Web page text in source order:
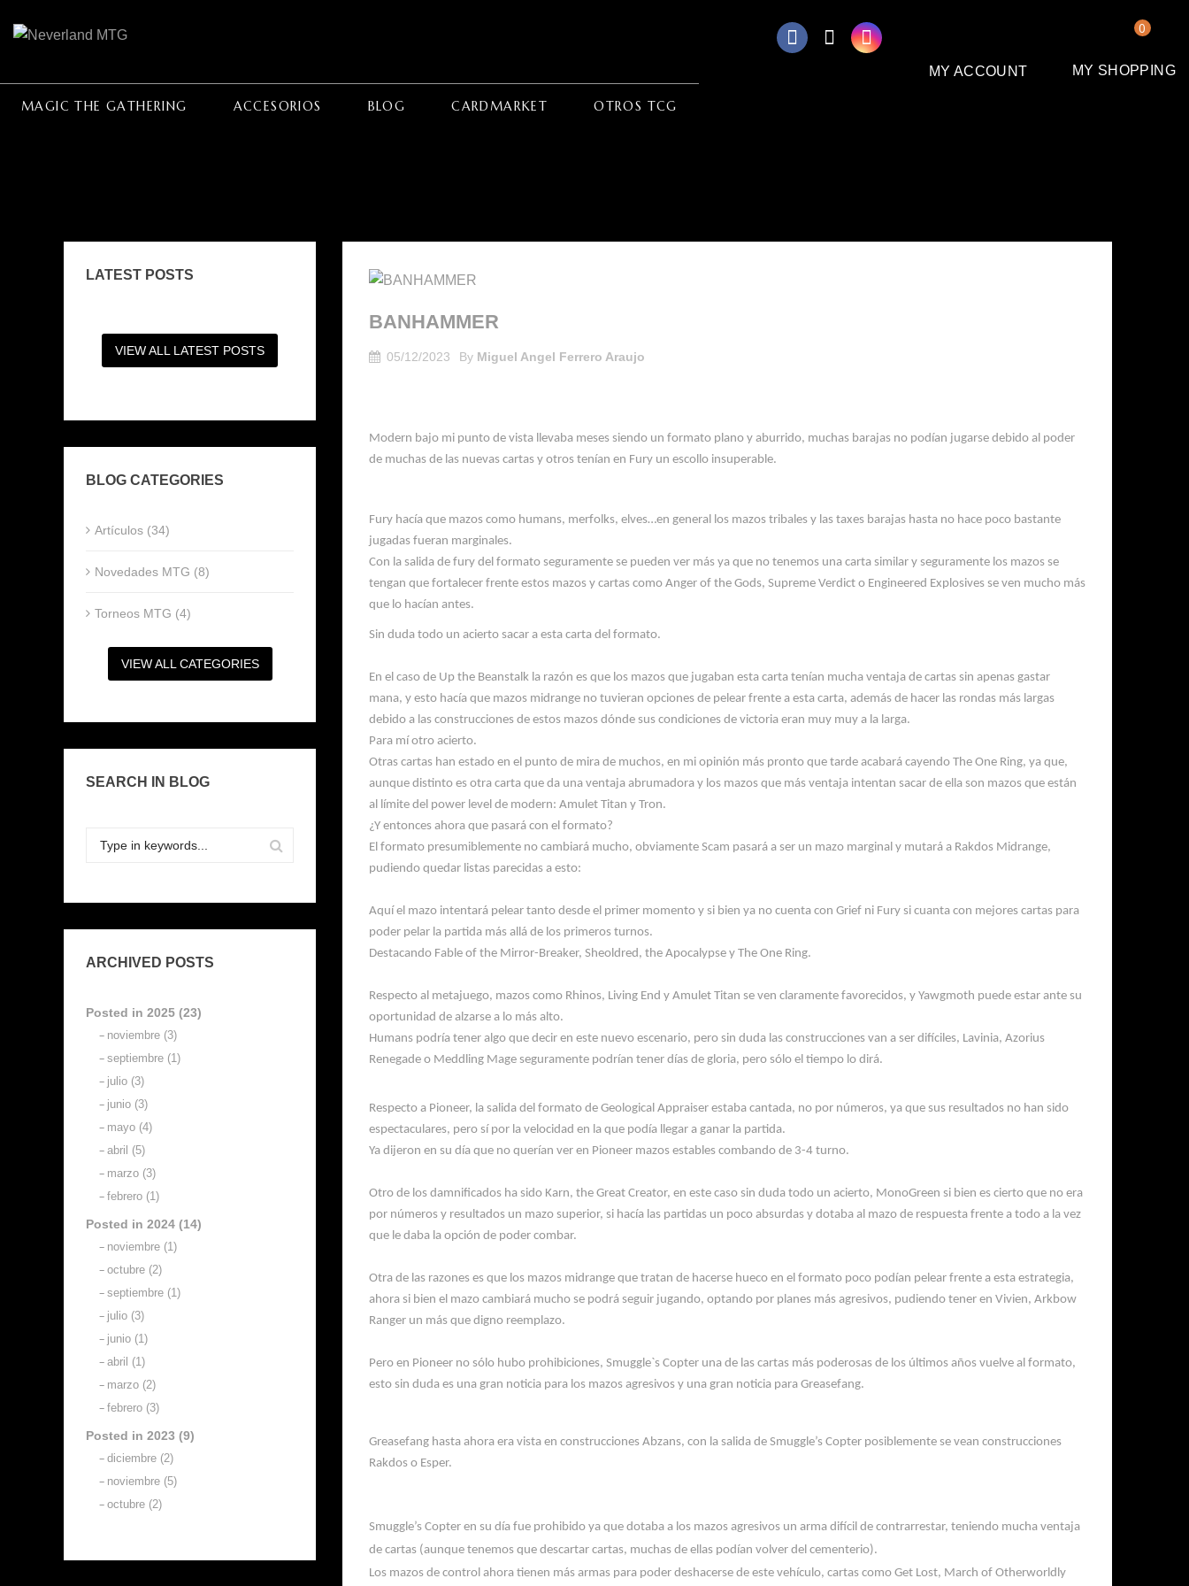
MY SHOPPING
0
MY ACCOUNT
MAGIC THE GATHERING ACCESORIOS BLOG CARDMARKET OTROS TCG
LATEST POSTS
VIEW ALL LATEST POSTS
BLOG CATEGORIES
Artículos (34)
Novedades MTG (8)
Torneos MTG (4)
VIEW ALL CATEGORIES
SEARCH IN BLOG
ARCHIVED POSTS
Posted in 2025 (23)
noviembre (3)
septiembre (1)
julio (3)
junio (3)
mayo (4)
abril (5)
marzo (3)
febrero (1)
Posted in 2024 (14)
noviembre (1)
octubre (2)
septiembre (1)
julio (3)
junio (1)
abril (1)
marzo (2)
febrero (3)
Posted in 2023 (9)
diciembre (2)
noviembre (5)
octubre (2)
BANHAMMER
05/12/2023 By Miguel Angel Ferrero Araujo
Modern bajo mi punto de vista llevaba meses siendo un formato plano y aburrido, muchas barajas no podían jugarse debido al poder
de muchas de las nuevas cartas y otros tenían en Fury un escollo insuperable.
Fury hacía que mazos como humans, merfolks, elves…en general los mazos tribales y las taxes barajas hasta no hace poco bastante
jugadas fueran marginales.
Con la salida de fury del formato seguramente se pueden ver más ya que no tenemos una carta similar y seguramente los mazos se
tengan que fortalecer frente estos mazos y cartas como Anger of the Gods, Supreme Verdict o Engineered Explosives se ven mucho más
que lo hacían antes.
Sin duda todo un acierto sacar a esta carta del formato.
En el caso de Up the Beanstalk la razón es que los mazos que jugaban esta carta tenían mucha ventaja de cartas sin apenas gastar
mana, y esto hacía que mazos midrange no tuvieran opciones de pelear frente a esta carta, además de hacer las rondas más largas
debido a las construcciones de estos mazos dónde sus condiciones de victoria eran muy muy a la larga.
Para mí otro acierto.
Otras cartas han estado en el punto de mira de muchos, en mi opinión más pronto que tarde acabará cayendo The One Ring, ya que,
aunque distinto es otra carta que da una ventaja abrumadora y los mazos que más ventaja intentan sacar de ella son mazos que están
al límite del power level de modern: Amulet Titan y Tron.
¿Y entonces ahora que pasará con el formato?
El formato presumiblemente no cambiará mucho, obviamente Scam pasará a ser un mazo marginal y mutará a Rakdos Midrange,
pudiendo quedar listas parecidas a esto:
Aquí el mazo intentará pelear tanto desde el primer momento y si bien ya no cuenta con Grief ni Fury si cuanta con mejores cartas para
poder pelar la partida más allá de los primeros turnos.
Destacando Fable of the Mirror- Breaker, Sheoldred , the Apocalypse y The One Ring.
Respecto al metajuego, mazos como Rhinos, Living End y Amulet Titan se ven claramente favorecidos, y Yawgmoth puede estar ante su
oportunidad de alzarse a lo más alto.
Humans podría tener algo que decir en este nuevo escenario, pero sin duda las construcciones van a ser difíciles, Lavinia, Azorius
Renegade o Meddling Mage seguramente podrían tener días de gloria, pero sólo el tiempo lo dirá.
Respecto a Pioneer, la salida del formato de Geological Appraiser estaba cantada, no por números, ya que sus resultados no han sido
espectaculares, pero sí por la velocidad en la que podía llegar a ganar la partida.
Ya dijeron en su día que no querían ver en Pioneer mazos estables combando de 3-4 turno.
Otro de los damnificados ha sido Karn, the Great Creator, en este caso sin duda todo un acierto, MonoGreen si bien es cierto que no era
por números y resultados un mazo superior, si hacía las partidas un poco absurdas y dotaba al mazo de respuesta frente a todo a la vez
que le daba la opción de poder combar.
Otra de las razones es que los mazos midrange que tratan de hacerse hueco en el formato poco podían pelear frente a esta estrategia,
ahora si bien el mazo cambiará mucho se podrá seguir jugando, optando por planes más agresivos, pudiendo tener en Vivien, Arkbow
Ranger un más que digno reemplazo.
Pero en Pioneer no sólo hubo prohibiciones, Smuggle`s Copter una de las cartas más poderosas de los últimos años vuelve al formato,
esto sin duda es una gran noticia para los mazos agresivos y una gran noticia para Greasefang.
Greasefang hasta ahora era vista en construcciones Abzans, con la salida de Smuggle’s Copter posiblemente se vean construcciones
Rakdos o Esper.
Smuggle’s Copter en su día fue prohibido ya que dotaba a los mazos agresivos un arma difícil de contrarrestar, teniendo mucha ventaja
de cartas (aunque tenemos que descartar cartas, muchas de ellas podían volver del cementerio).
Los mazos de control ahora tienen más armas para poder deshacerse de este vehículo, cartas como Get Lost, March of Otherworldly